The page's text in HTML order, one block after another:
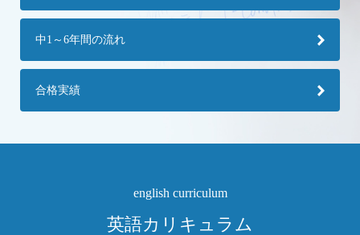
中1～6年間の流れ
合格実績
english curriculum
英語カリキュラム